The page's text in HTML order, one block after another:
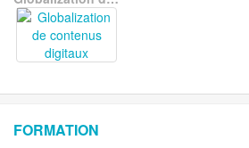
FORMATION